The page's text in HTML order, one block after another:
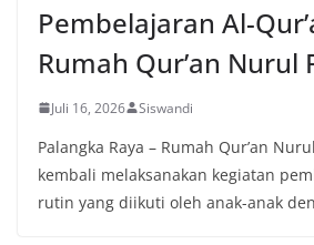
Pembelajaran Al-
Rumah Qur’an Nurul
Juli 16, 2026 Siswandi
Palangka Raya – Rumah Qur’an
kembali melaksanakan kegiatan
rutin yang diikuti oleh anak-anak